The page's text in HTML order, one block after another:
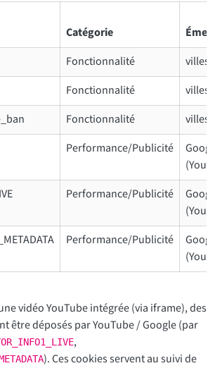
Catégorie
Fonctionnalité
Fonctionnalité
Fonctionnalité
Performance/Publicité
Performance/Publicité
Performance/Publicité
vidéo YouTube intégrée (via iframe), des
être déposés par YouTube / Google (par
,
). Ces cookies servent au suivi de